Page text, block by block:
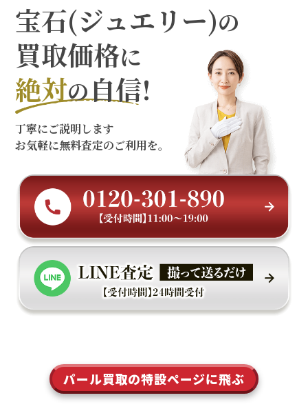
宝石(ジュエリー)の
買取価格に
絶対の自信!
丁寧にご説明します
お気軽に無料査定のご利用を。
パール買取の特設ページに飛ぶ